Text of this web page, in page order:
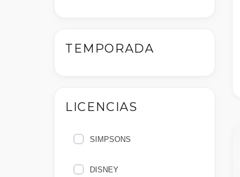
TEMPORADA
LICENCIAS
SIMPSONS
DISNEY